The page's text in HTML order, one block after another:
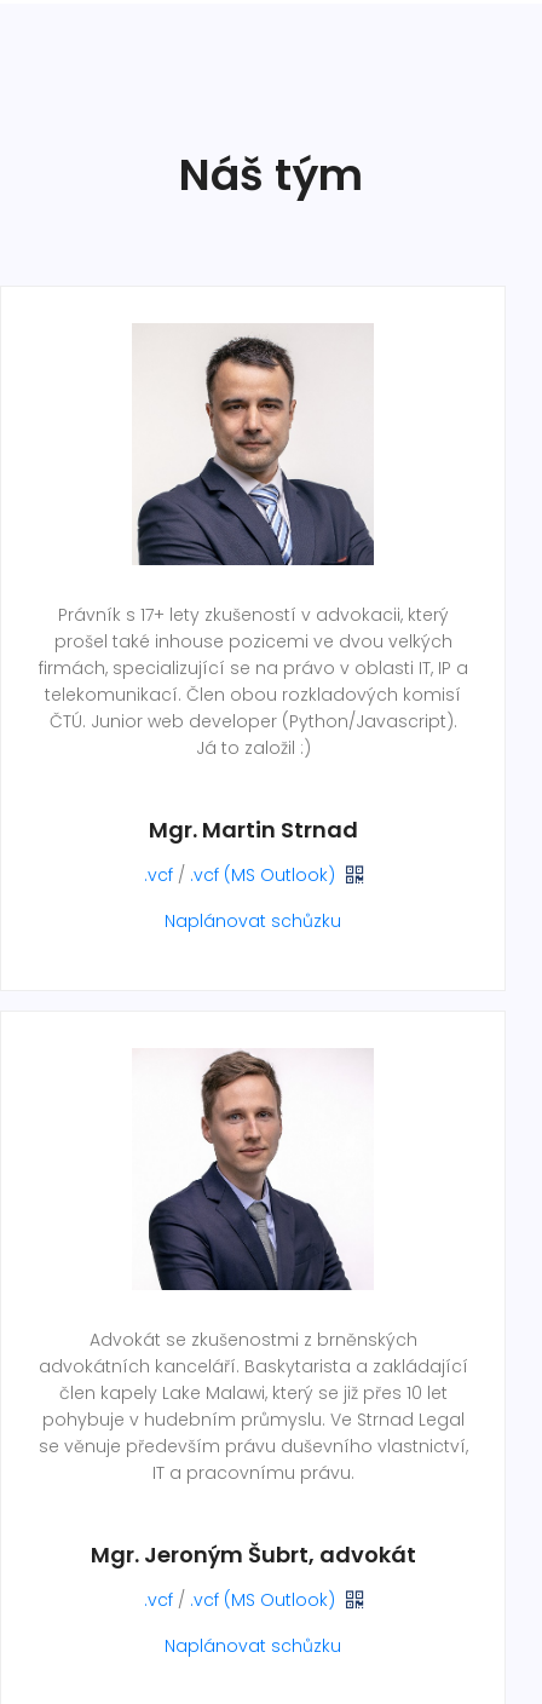
Náš tým
Právník s 17+ lety zkušeností v advokacii, který
prošel také inhouse pozicemi ve dvou velkých
firmách, specializující se na právo v oblasti IT, IP a
telekomunikací. Člen obou rozkladových komisí
ČTÚ. Junior web developer (Python/Javascript).
Já to založil :)
Mgr. Martin Strnad
.vcf/ .vcf (MS Outlook)
Naplánovat schůzku
Advokát se zkušenostmi z brněnských
advokátních kanceláří. Baskytarista a zakládající
člen kapely Lake Malawi, který se již přes 10 let
pohybuje v hudebním průmyslu. Ve Strnad Legal
se věnuje především právu duševního vlastnictví,
IT a pracovnímu právu.
Mgr. Jeroným Šubrt, advokát
.vcf/ .vcf (MS Outlook)
Naplánovat schůzku